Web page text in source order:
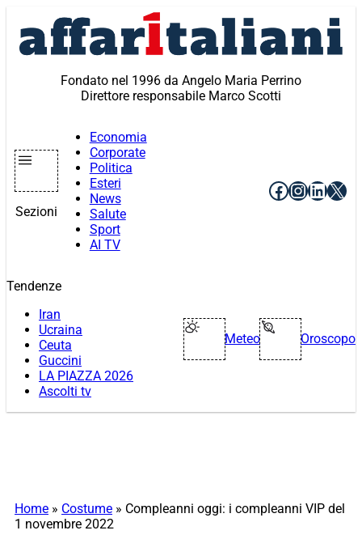
contenuto
Fondato nel 1996 da Angelo Maria Perrino
Direttore responsabile Marco Scotti
Sezioni
Economia
Corporate
Politica
Esteri
News
Salute
Sport
AI TV
Facebook
X
Tendenze
Iran
Ucraina
Ceuta
Guccini
LA PIAZZA 2026
Ascolti tv
Meteo Oroscopo
Home » Costume » Compleanni oggi: i compleanni VIP del
1 novembre 2022